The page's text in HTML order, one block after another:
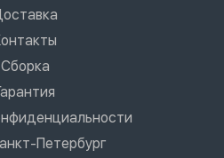
Сборка
Петербург